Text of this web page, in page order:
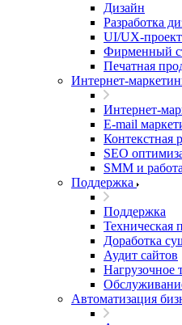
Дизайн
Разработка
UI/UX-
Фирменный
Печатная
Интернет-
Интернет-
E-mail
Контекстная
SEO
SMM и
Поддержка
Поддержка
Техническая
Доработка
Аудит сайтов
Нагрузочное
Автоматизация